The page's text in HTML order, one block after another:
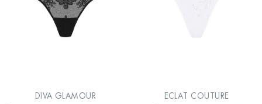
DIVA GLAMOUR ECLAT COUTURE